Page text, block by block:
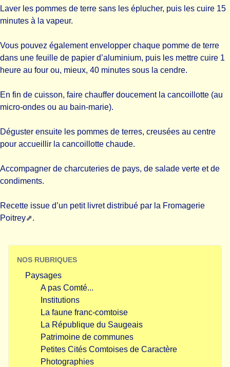
Laver les pommes de terre sans les éplucher, puis les cuire 15
minutes à la vapeur.
Vous pouvez également envelopper chaque pomme de terre
dans une feuille de papier d’aluminium, puis les mettre cuire 1
heure au four ou, mieux, 40 minutes sous la cendre.
En fin de cuisson, faire chauffer doucement la cancoillotte (au
micro-ondes ou au bain-marie).
Déguster ensuite les pommes de terres, creusées au centre
pour accueillir la cancoillotte chaude.
Accompagner de charcuteries de pays, de salade verte et de
condiments.
Recette issue d’un petit livret distribué par la Fromagerie
Poitrey
.
NOS RUBRIQUES
Paysages
A pas Comté...
Institutions
La faune franc-comtoise
La République du Saugeais
Patrimoine de communes
Petites Cités Comtoises de Caractère
Photographies